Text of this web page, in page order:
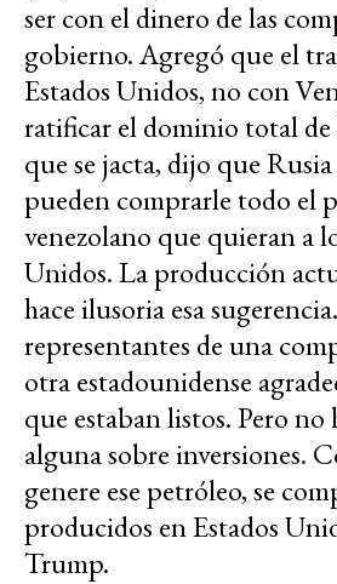
ser con el dinero de las
gobierno. Agregó que el
Estados Unidos, no con
ratificar el dominio total
que se jacta, dijo que
pueden comprarle todo el
venezolano que quieran a
Unidos. La producción
hace ilusoria esa
representantes de una
otra estadounidense
que estaban listos. Pero
alguna sobre inversiones.
genere ese petróleo, se
producidos en Estados
Trump.